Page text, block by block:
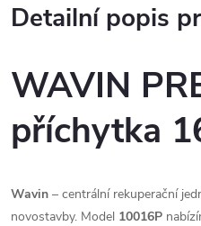
Detailní popis
WAVIN
příchytka
Wavin – centrální rekuperační
novostavby. Model 10016P